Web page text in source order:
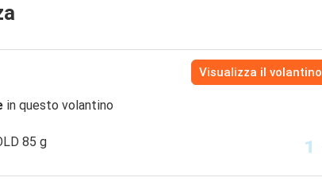
Visualizza il volantino
in questo volantino
85 g